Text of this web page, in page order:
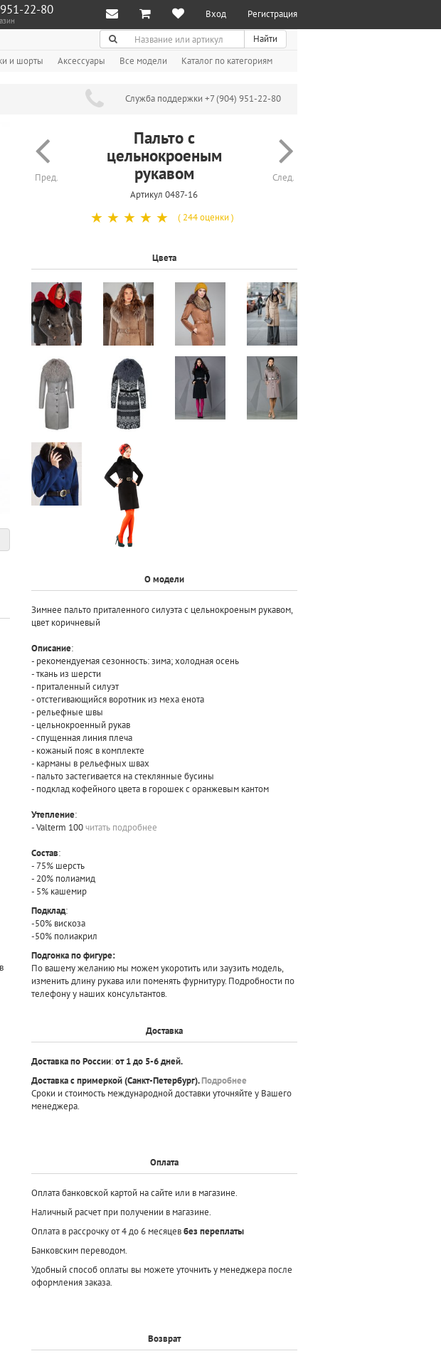
Вход Регистрация
Поиск
Найти
и шорты Аксессуары Все модели Каталог по категориям
Служба поддержки +7 (904) 951-22-80
Пред.
Пальто с
цельнокроеным
рукавом
Артикул 0487-16
След.
☆
☆
☆
☆
☆ ( 244 оценки )
Цвета
О модели
Зимнее пальто приталенного силуэта с цельнокроеным рукавом,
цвет коричневый
Описание:
- рекомендуемая сезонность: зима; холодная осень
- ткань из шерсти
- приталенный силуэт
- отстегивающийся воротник из меха енота
- рельефные швы
- цельнокроенный рукав
- спущенная линия плеча
- кожаный пояс в комплекте
- карманы в рельефных швах
- пальто застегивается на стеклянные бусины
- подклад кофейного цвета в горошек с оранжевым кантом
Утепление:
- Valterm 100читать подробнее
Состав:
- 75% шерсть
- 20% полиамид
- 5% кашемир
Подклад:
-50% вискоза
-50% полиакрил
Подгонка по фигуре:
По вашему желанию мы можем укоротить или заузить модель,
изменить длину рукава или поменять фурнитуру. Подробности по
телефону у наших консультантов.
Доставка
Доставка по России:от 1 до 5-6 дней.
Доставка с примеркой(Санкт-Петербург).Подробнее
Сроки и стоимость международной доставки уточняйте у Вашего
менеджера.
Оплата
Оплата банковской картой на сайте или в магазине.
Наличный расчет при получении в магазине.
Оплата в рассрочку от 4 до 6 месяцевбез переплаты
Банковским переводом.
Удобный способ оплаты вы можете уточнить у менеджера после
оформления заказа.
Возврат